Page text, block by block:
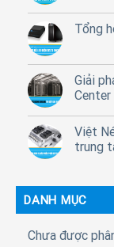
Tổng
Giải
Center
Việt
trung
DANH MỤC
Chưa được